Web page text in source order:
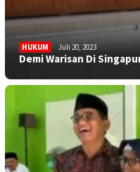
HUKUM Juli 20, 2023
Demi Warisan Di